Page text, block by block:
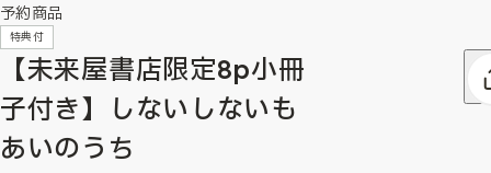
予約商品
特典付
【未来屋書店限定8p小冊
子付き】しないしないも
あいのうち